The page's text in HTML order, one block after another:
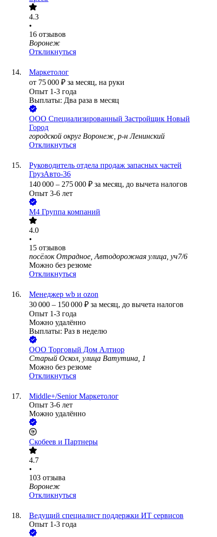
4.3
•
16 отзывов
Воронеж
Откликнуться
Маркетолог
от 75 000 ₽ за месяц, на руки
Опыт 1-3 года
Выплаты: Два раза в месяц
ООО Специализированный Застройщик Новый
Город
городской округ Воронеж, р-н Ленинский
Откликнуться
Руководитель отдела продаж запасных частей
ГрузАвто-36
140 000 – 275 000 ₽ за месяц, до вычета налогов
Опыт 3-6 лет
М4 Группа компаний
4.0
•
15 отзывов
посёлок Отрадное, Автодорожная улица, уч7/6
Можно без резюме
Откликнуться
Менеджер wb и ozon
30 000 – 150 000 ₽ за месяц, до вычета налогов
Опыт 1-3 года
Можно удалённо
Выплаты: Раз в неделю
ООО Торговый Дом Алтиор
Старый Оскол, улица Ватутина, 1
Можно без резюме
Откликнуться
Middle+/Senior Маркетолог
Опыт 3-6 лет
Можно удалённо
Скобеев и Партнеры
4.7
•
103 отзыва
Воронеж
Откликнуться
Ведущий специалист поддержки ИТ сервисов
Опыт 1-3 года